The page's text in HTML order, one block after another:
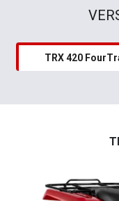
TRX 420